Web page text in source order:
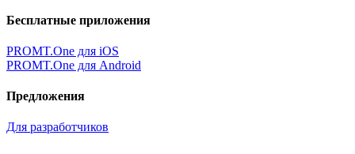
Бесплатные приложения
PROMT.One для iOS
PROMT.One для Android
Предложения
Для разработчиков